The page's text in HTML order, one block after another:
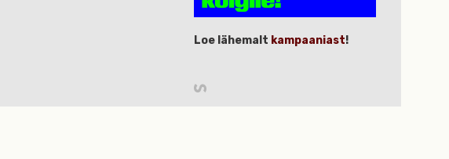
Loe lähemalt kampaaniast!